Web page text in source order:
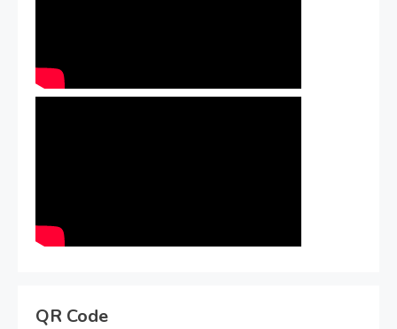
QR Code